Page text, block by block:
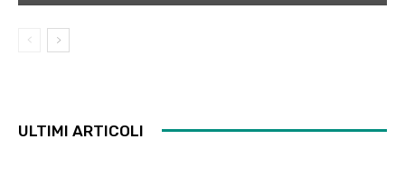
ULTIMI ARTICOLI